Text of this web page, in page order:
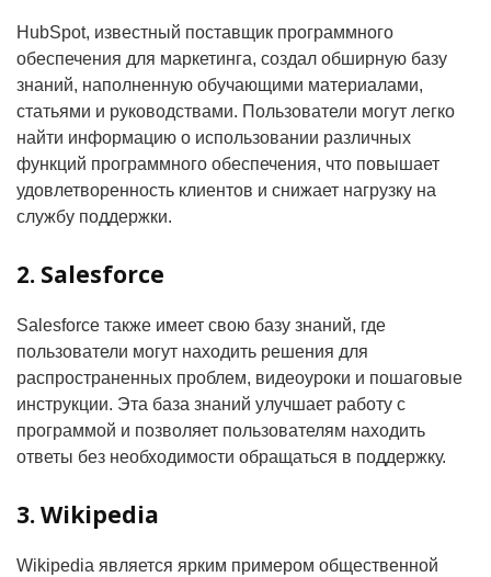
HubSpot, известный поставщик программного
обеспечения для маркетинга, создал обширную базу
знаний, наполненную обучающими материалами,
статьями и руководствами. Пользователи могут легко
найти информацию о использовании различных
функций программного обеспечения, что повышает
удовлетворенность клиентов и снижает нагрузку на
службу поддержки.
2. Salesforce
Salesforce также имеет свою базу знаний, где
пользователи могут находить решения для
распространенных проблем, видеоуроки и пошаговые
инструкции. Эта база знаний улучшает работу с
программой и позволяет пользователям находить
ответы без необходимости обращаться в поддержку.
3. Wikipedia
Wikipedia является ярким примером общественной